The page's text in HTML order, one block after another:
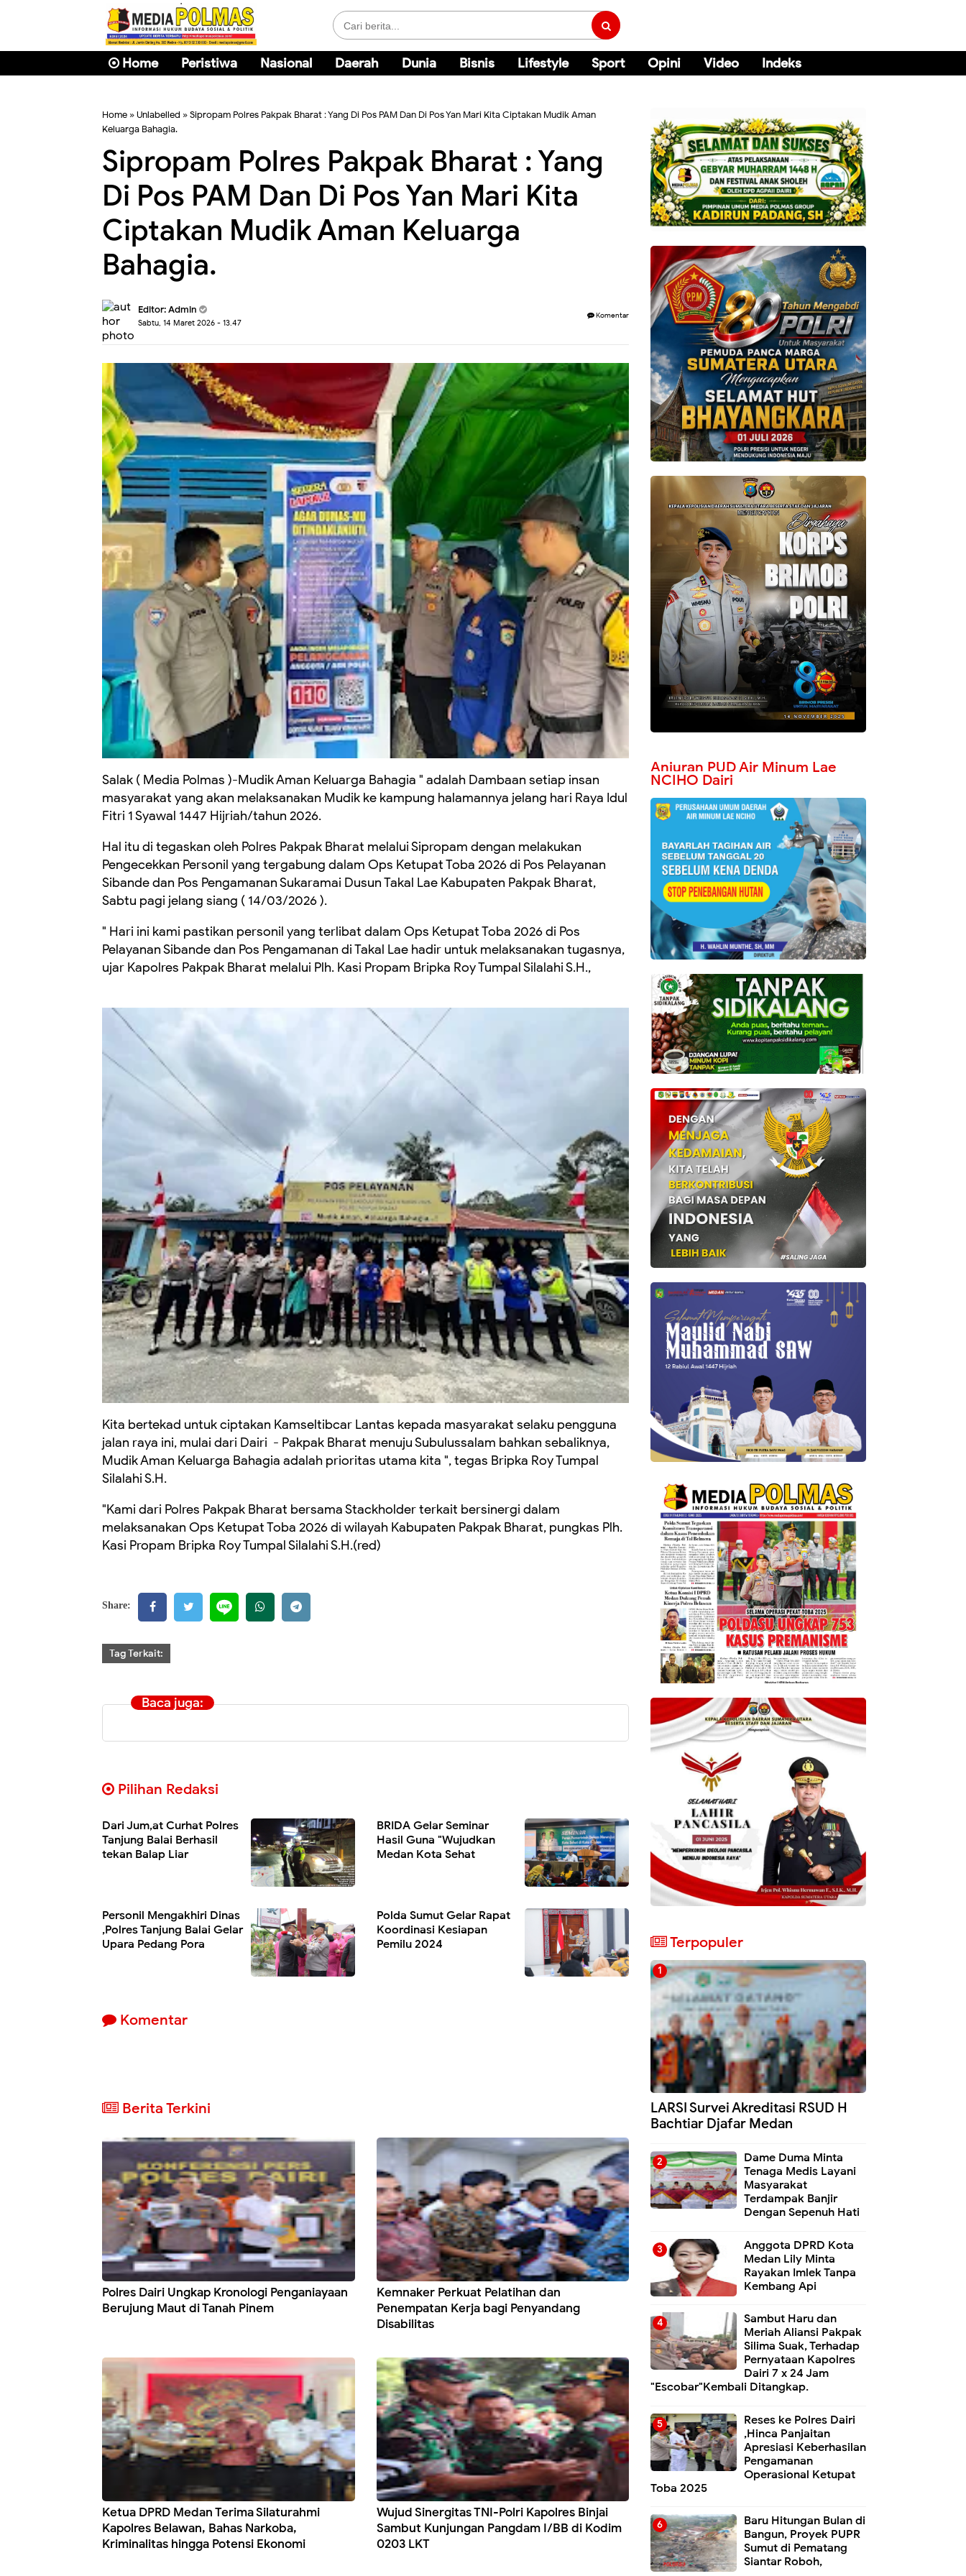
Home Peristiwa Nasional Daerah Dunia Bisnis Lifestyle Sport Opini Video Indeks
Home » Unlabelled » Sipropam Polres Pakpak Bharat : Yang Di Pos PAM Dan Di Pos Yan Mari Kita Ciptakan Mudik Aman
Keluarga Bahagia.
Sipropam Polres Pakpak Bharat : Yang
Di Pos PAM Dan Di Pos Yan Mari Kita
Ciptakan Mudik Aman Keluarga
Bahagia.
Editor: Admin
Sabtu, 14 Maret 2026 - 13.47
Komentar
Salak ( Media Polmas )-Mudik Aman Keluarga Bahagia " adalah Dambaan setiap insan
masyarakat yang akan melaksanakan Mudik ke kampung halamannya jelang hari Raya Idul
Fitri 1 Syawal 1447 Hijriah/tahun 2026.
Hal itu di tegaskan oleh Polres Pakpak Bharat melalui Sipropam dengan melakukan
Pengecekkan Personil yang tergabung dalam Ops Ketupat Toba 2026 di Pos Pelayanan
Sibande dan Pos Pengamanan Sukaramai Dusun Takal Lae Kabupaten Pakpak Bharat,
Sabtu pagi jelang siang ( 14/03/2026 ).
" Hari ini kami pastikan personil yang terlibat dalam Ops Ketupat Toba 2026 di Pos
Pelayanan Sibande dan Pos Pengamanan di Takal Lae hadir untuk melaksanakan tugasnya,
ujar Kapolres Pakpak Bharat melalui Plh. Kasi Propam Bripka Roy Tumpal Silalahi S.H.,
Kita bertekad untuk ciptakan Kamseltibcar Lantas kepada masyarakat selaku pengguna
jalan raya ini, mulai dari Dairi - Pakpak Bharat menuju Subulussalam bahkan sebaliknya,
Mudik Aman Keluarga Bahagia adalah prioritas utama kita ", tegas Bripka Roy Tumpal
Silalahi S.H.
"Kami dari Polres Pakpak Bharat bersama Stackholder terkait bersinergi dalam
melaksanakan Ops Ketupat Toba 2026 di wilayah Kabupaten Pakpak Bharat, pungkas Plh.
Kasi Propam Bripka Roy Tumpal Silalahi S.H.(red)
Share:
Tag Terkait:
Baca juga:
Pilihan Redaksi
Dari Jum,at Curhat Polres
Tanjung Balai Berhasil
tekan Balap Liar
BRIDA Gelar Seminar
Hasil Guna "Wujudkan
Medan Kota Sehat
Personil Mengakhiri Dinas
,Polres Tanjung Balai Gelar
Upara Pedang Pora
Polda Sumut Gelar Rapat
Koordinasi Kesiapan
Pemilu 2024
Komentar
Berita Terkini
Polres Dairi Ungkap Kronologi Penganiayaan
Berujung Maut di Tanah Pinem
Kemnaker Perkuat Pelatihan dan
Penempatan Kerja bagi Penyandang
Disabilitas
Ketua DPRD Medan Terima Silaturahmi
Kapolres Belawan, Bahas Narkoba,
Kriminalitas hingga Potensi Ekonomi
Wujud Sinergitas TNI-Polri Kapolres Binjai
Sambut Kunjungan Pangdam I/BB di Kodim
0203 LKT
Anjuran PUD Air Minum Lae
NCIHO Dairi
Terpopuler
LARSI Survei Akreditasi RSUD H
Bachtiar Djafar Medan
Dame Duma Minta
Tenaga Medis Layani
Masyarakat
Terdampak Banjir
Dengan Sepenuh Hati
Anggota DPRD Kota
Medan Lily Minta
Rayakan Imlek Tanpa
Kembang Api
Sambut Haru dan
Meriah Aliansi Pakpak
Silima Suak, Terhadap
Pernyataan Kapolres
Dairi 7 x 24 Jam
"Escobar"Kembali Ditangkap.
Reses ke Polres Dairi
,Hinca Panjaitan
Apresiasi Keberhasilan
Pengamanan
Operasional Ketupat
Toba 2025
Baru Hitungan Bulan di
Bangun, Proyek PUPR
Sumut di Pematang
Siantar Roboh,